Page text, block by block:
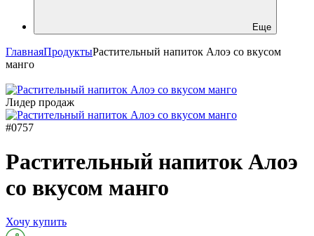
Еще
ГлавнаяПродуктыРастительный напиток Алоэ со вкусом
манго
Лидер продаж
#0757
Растительный напиток Алоэ
со вкусом манго
Хочу купить